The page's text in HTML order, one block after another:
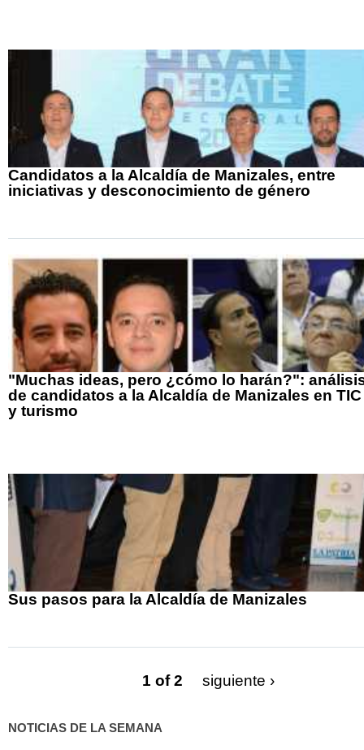
Candidatos a la Alcaldía de Manizales, entre
iniciativas y desconocimiento de género
"Muchas ideas, pero ¿cómo lo harán?":
de candidatos a la Alcaldía de Manizales en TIC
y turismo
Sus pasos para la Alcaldía de Manizales
1 of 2 siguiente ›
NOTICIAS DE LA SEMANA